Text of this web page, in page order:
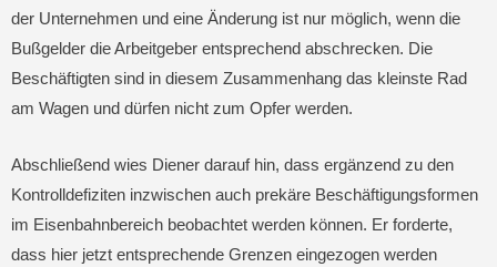
der Unternehmen und eine Änderung ist nur möglich, wenn die
Bußgelder die Arbeitgeber entsprechend abschrecken. Die
Beschäftigten sind in diesem Zusammenhang das kleinste Rad
am Wagen und dürfen nicht zum Opfer werden.
Abschließend wies Diener darauf hin, dass ergänzend zu den
Kontrolldefiziten inzwischen auch prekäre Beschäftigungsformen
im Eisenbahnbereich beobachtet werden können. Er forderte,
dass hier jetzt entsprechende Grenzen eingezogen werden